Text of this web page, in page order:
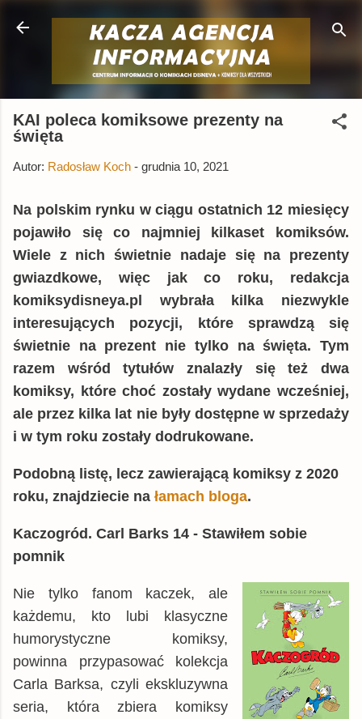
Przejdź do głównej zawartości
KAI poleca komiksowe prezenty na
święta
Autor: Radosław Koch - grudnia 10, 2021
Na polskim rynku w ciągu ostatnich 12 miesięcy
pojawiło się co najmniej kilkaset komiksów.
Wiele z nich świetnie nadaje się na prezenty
gwiazdkowe, więc jak co roku, redakcja
komiksydisneya.pl wybrała kilka niezwykle
interesujących pozycji, które sprawdzą się
świetnie na prezent nie tylko na święta. Tym
razem wśród tytułów znalazły się też dwa
komiksy, które choć zostały wydane wcześniej,
ale przez kilka lat nie były dostępne w sprzedaży
i w tym roku zostały dodrukowane.
Podobną listę, lecz zawierającą komiksy z 2020
roku, znajdziecie na łamach bloga.
Kaczogród. Carl Barks 14 - Stawiłem sobie
pomnik
Nie tylko fanom kaczek, ale
każdemu, kto lubi klasyczne
humorystyczne komiksy,
powinna przypasować kolekcja
Carla Barksa, czyli ekskluzywna
seria, która zbiera komiksy